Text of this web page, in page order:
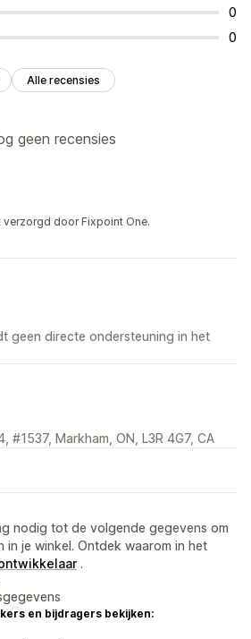
0
0
Alle recensies
geen recensies
door Fixpoint One.
geen directe ondersteuning in het
#1537, Markham, ON, L3R 4G7, CA
nodig tot de volgende gegevens om
in je winkel. Ontdek waarom in het
.
en bijdragers bekijken: